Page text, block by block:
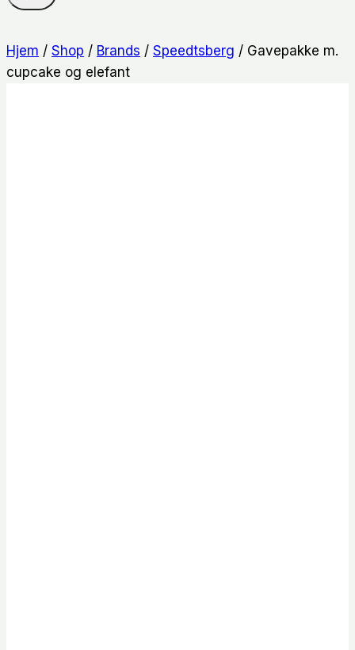
Hjem / Shop / Brands / Speedtsberg / Gavepakke m.
cupcake og elefant